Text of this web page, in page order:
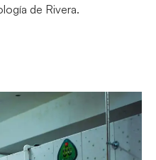
de Rivera.